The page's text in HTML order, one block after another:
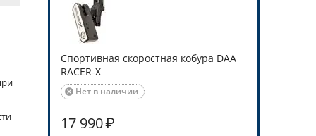
Спортивная скоростная кобура DAA
RACER-X
Нет в наличии

17 990₽